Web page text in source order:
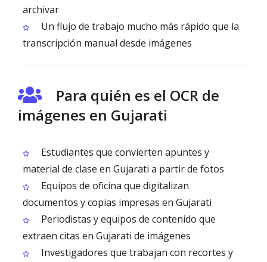
archivar
Un flujo de trabajo mucho más rápido que la
transcripción manual desde imágenes
Para quién es el OCR de
imágenes en Gujarati
Estudiantes que convierten apuntes y
material de clase en Gujarati a partir de fotos
Equipos de oficina que digitalizan
documentos y copias impresas en Gujarati
Periodistas y equipos de contenido que
extraen citas en Gujarati de imágenes
Investigadores que trabajan con recortes y